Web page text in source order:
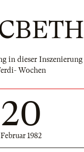
in dieser Inszenierung
Wochen
20
Februar 1982